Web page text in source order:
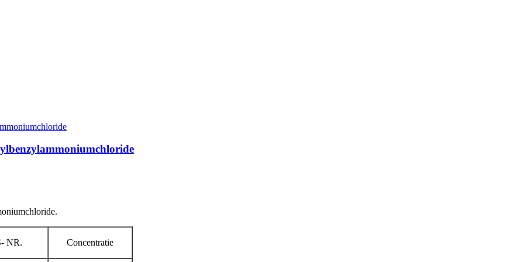
NR. Concentratie